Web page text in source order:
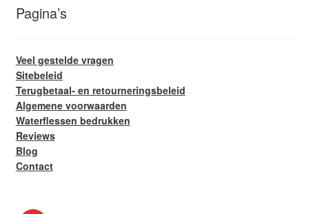
Pagina’s
Veel gestelde vragen
Sitebeleid
Terugbetaal- en retourneringsbeleid
Algemene voorwaarden
Waterflessen bedrukken
Reviews
Blog
Contact